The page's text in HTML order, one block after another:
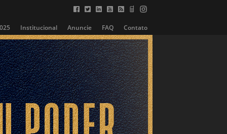
Institucional Anuncie FAQ Contato